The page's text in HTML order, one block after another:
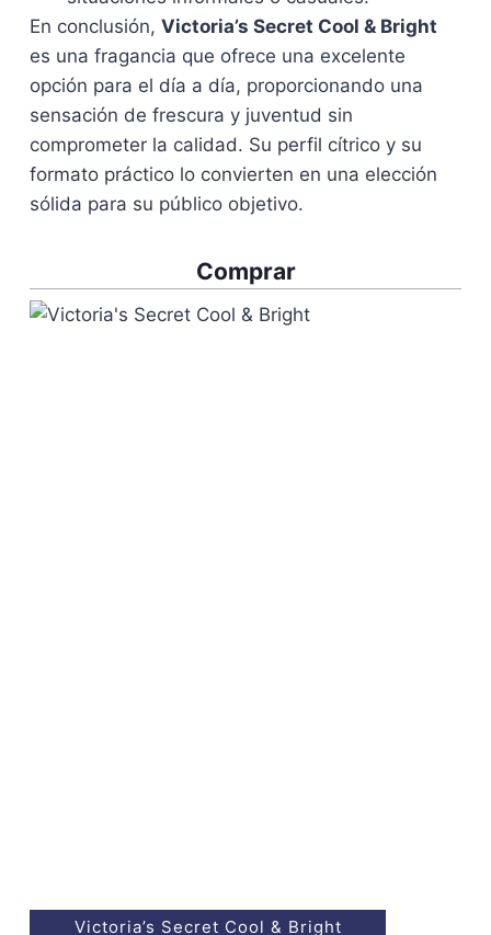
En conclusión, Victoria’s Secret Cool & Bright
es una fragancia que ofrece una excelente
opción para el día a día, proporcionando una
sensación de frescura y juventud sin
comprometer la calidad. Su perfil cítrico y su
formato práctico lo convierten en una elección
sólida para su público objetivo.
Comprar
Victoria’s Secret Cool & Bright